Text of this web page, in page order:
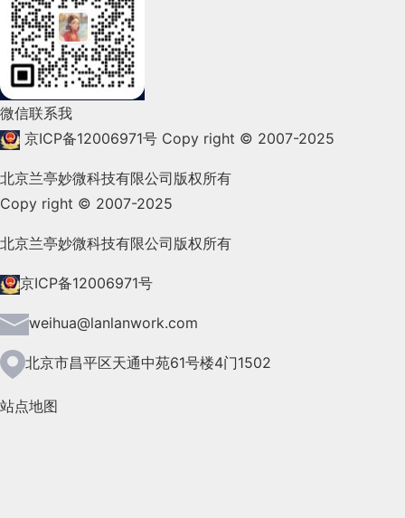
2022年2月(53)
2022年1月(99)
2021年12月(105)
2021年9月(153)
2021年8月(147)
2021年7月(149)
2021年6月(157)
2021年5月(124)
微信联系我
京ICP备12006971号 Copy right © 2007-2025
北京兰亭妙微科技有限公司版权所有
Copy right © 2007-2025
北京兰亭妙微科技有限公司版权所有
京ICP备12006971号
weihua@lanlanwork.com
北京市昌平区天通中苑61号楼4门1502
站点地图